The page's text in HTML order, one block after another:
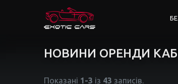
НОВИНИ ОРЕНДИ
Показані 1-3 із 43 записів.